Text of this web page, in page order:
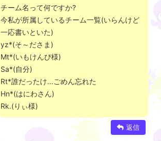
チーム名って何ですか?
今私が所属しているチーム一覧(いらんけど
一応書いといた)
yz*(そ～ださま)
Mt*(いもけんぴ様)
Sa*(自分)
Rt*誰だったけ...ごめん忘れた
Hn*(はにわさん)
Rk.(りぃ様)
返信